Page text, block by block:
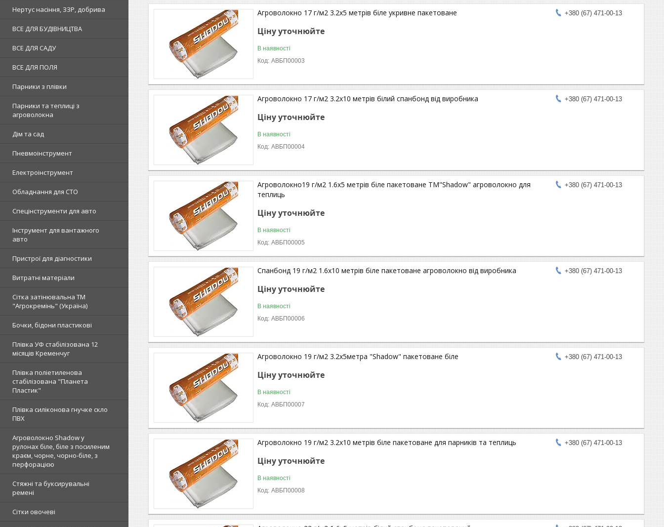
Нертус насіння, ЗЗР, добрива
ВСЕ ДЛЯ БУДІВНИЦТВА
ВСЕ ДЛЯ САДУ
ВСЕ ДЛЯ ПОЛЯ
Парники з плівки
Парники та теплиці з
агроволокна
Дім та сад
Пневмоінструмент
Електроінструмент
Обладнання для СТО
Спецінструменти для авто
Інструмент для вантажного
авто
Пристрої для діагностики
Витратні матеріали
Сітка затінювальна ТМ
"Агрокремінь" (Україна)
Бочки, бідони пластикові
Плівка УФ стабілізована 12
місяців Кременчуг
Плівка поліетиленова
стабілізована "Планета
Пластик"
Плівка силіконова гнучке скло
ПВХ
Агроволокно Shadow у
рулонах біле, біле з посиленим
краєм, чорне, чорно-біле, з
перфорацією
Стяжні та буксирувальні
ремені
Сітки овочеві
+380 (67) 471-00-13
Агроволокно 17 г/м2 3.2х5 метрів біле укривне пакетоване
Ціну уточнюйте
В наявності
АВБП00003
+380 (67) 471-00-13
Агроволокно 17 г/м2 3.2х10 метрів білий спанбонд від виробника
Ціну уточнюйте
В наявності
АВБП00004
+380 (67) 471-00-13
Агроволокно19 г/м2 1.6х5 метрів біле пакетоване ТМ"Shadow" агроволокно для
теплиць
Ціну уточнюйте
В наявності
АВБП00005
+380 (67) 471-00-13
Спанбонд 19 г/м2 1.6х10 метрів біле пакетоване агроволокно від виробника
Ціну уточнюйте
В наявності
АВБП00006
+380 (67) 471-00-13
Агроволокно 19 г/м2 3.2х5метра "Shadow" пакетоване біле
Ціну уточнюйте
В наявності
АВБП00007
+380 (67) 471-00-13
Агроволокно 19 г/м2 3.2х10 метрів біле пакетоване для парників та теплиць
Ціну уточнюйте
В наявності
АВБП00008